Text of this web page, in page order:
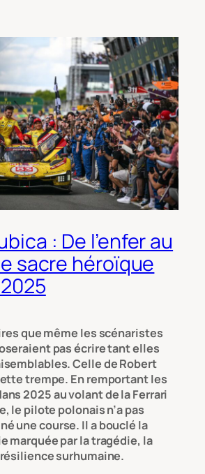
: De l’enfer au
sacre héroïque
que même les scénaristes
pas écrire tant elles
Celle de Robert
trempe. En remportant les
2025 au volant de la Ferrari
le pilote polonais n’a pas
une course. Il a bouclé la
marquée par la tragédie, la
surhumaine.